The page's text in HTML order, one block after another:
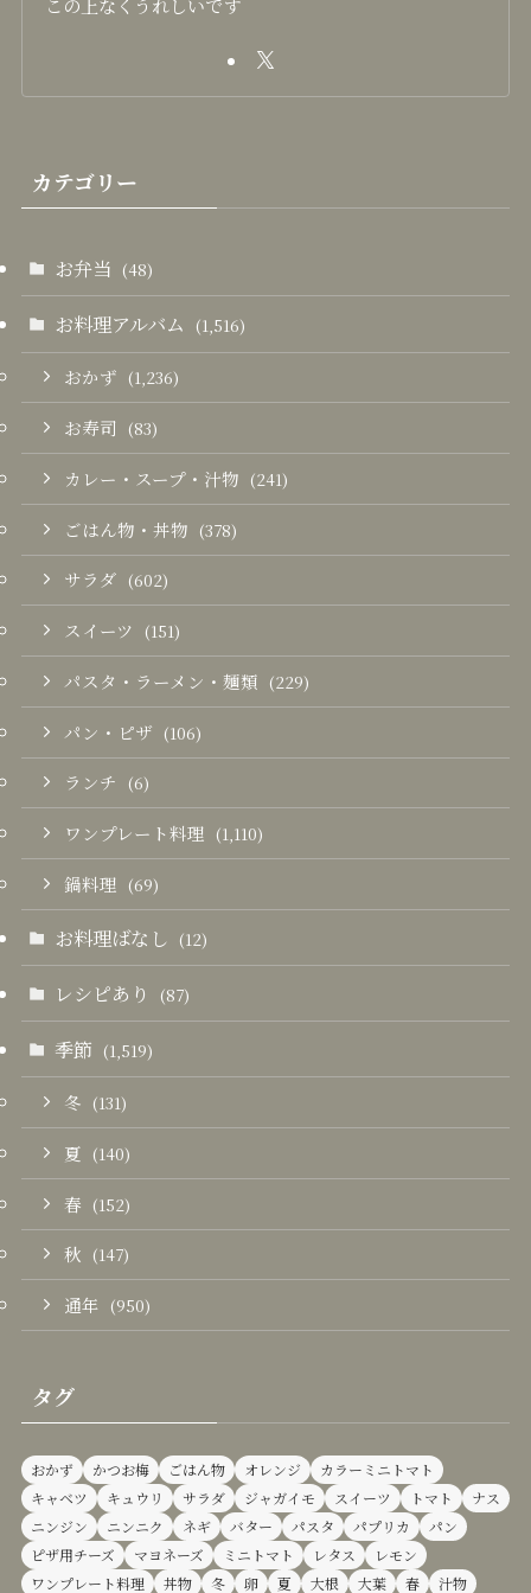
カテゴリー
お弁当 (48)
お料理アルバム (1,516)
おかず (1,236)
お寿司 (83)
カレー・スープ・汁物 (241)
ごはん物・丼物 (378)
サラダ (602)
スイーツ (151)
パスタ・ラーメン・麺類 (229)
パン・ピザ (106)
ランチ (6)
ワンプレート料理 (1,110)
鍋料理 (69)
お料理ばなし (12)
レシピあり (87)
季節 (1,519)
冬 (131)
夏 (140)
春 (152)
秋 (147)
通年 (950)
タグ
おかず かつお梅 ごはん物 オレンジ
カラーミニトマト
キャベツ
キュウリ サラダ ジャガイモ スイーツ トマト
ナス
ニンジン
ニンニク ネギ バター パスタ パプリカ
パン
ピザ用チーズ
マヨネーズ ミニトマト レタス
レモン
ワンプレート料理
丼物 冬 卵 夏 大根 大葉 春 汁物